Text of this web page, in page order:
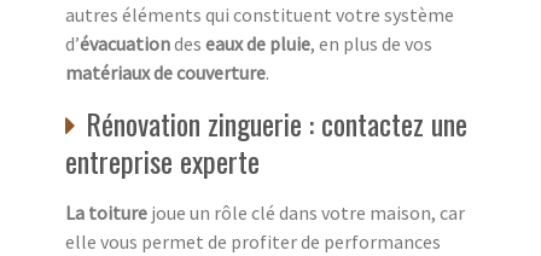
autres éléments qui constituent votre système
d’évacuationdes eaux de pluie, en plus de vos
matériaux de couverture.
Rénovation zinguerie : contactez une
entreprise experte
La toiture joue un rôle clé dans votre maison, car
elle vous permet de profiter de performances